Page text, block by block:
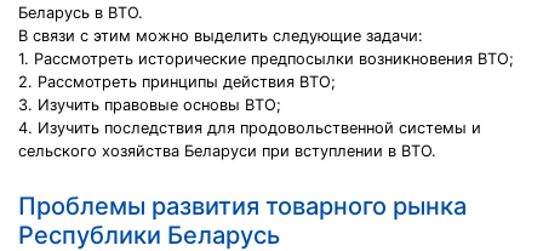
Беларусь в ВТО.
В связи с этим можно выделить следующие задачи:
1. Рассмотреть исторические предпосылки возникновения ВТО;
2. Рассмотреть принципы действия ВТО;
3. Изучить правовые основы ВТО;
4. Изучить последствия для продовольственной системы и
сельского хозяйства Беларуси при вступлении в ВТО.
Проблемы развития товарного рынка
Республики Беларусь